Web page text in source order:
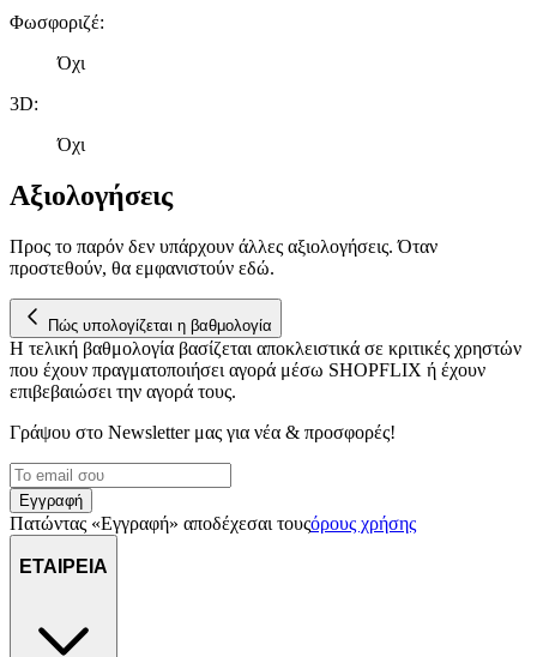
Φωσφοριζέ:
Όχι
3D:
Όχι
Αξιολογήσεις
Προς το παρόν δεν υπάρχουν άλλες αξιολογήσεις. Όταν
προστεθούν, θα εμφανιστούν εδώ.
Πώς υπολογίζεται η βαθμολογία
Η τελική βαθμολογία βασίζεται αποκλειστικά σε κριτικές χρηστών
που έχουν πραγματοποιήσει αγορά μέσω SHOPFLIX ή έχουν
επιβεβαιώσει την αγορά τους.
Γράψου στο Νewsletter μας για νέα & προσφορές!
Εγγραφή
Πατώντας «Εγγραφή» αποδέχεσαι τουςόρους χρήσης
ΕΤΑΙΡΕΙΑ